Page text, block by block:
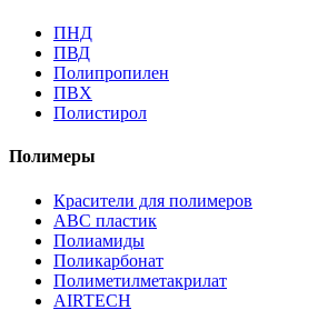
ПНД
ПВД
Полипропилен
ПВХ
Полистирол
Полимеры
Красители для полимеров
АВС пластик
Полиамиды
Поликарбонат
Полиметилметакрилат
AIRTECH